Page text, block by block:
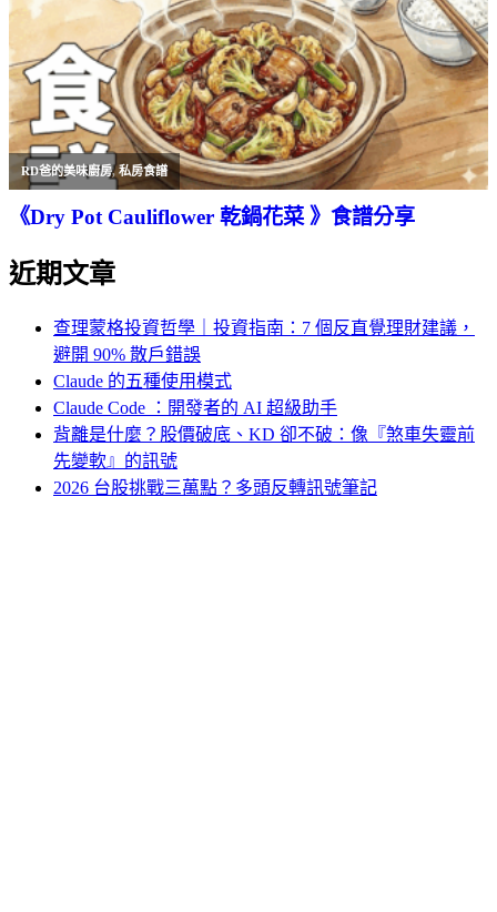
RD爸的美味廚房,私房食譜
《Dry Pot Cauliflower 乾鍋花菜 》食譜分享
近期文章
查理蒙格投資哲學｜投資指南：7 個反直覺理財建議，
避開 90% 散戶錯誤
Claude 的五種使用模式
Claude Code ：開發者的 AI 超級助手
背離是什麼？股價破底、KD 卻不破：像『煞車失靈前
先變軟』的訊號
2026 台股挑戰三萬點？多頭反轉訊號筆記